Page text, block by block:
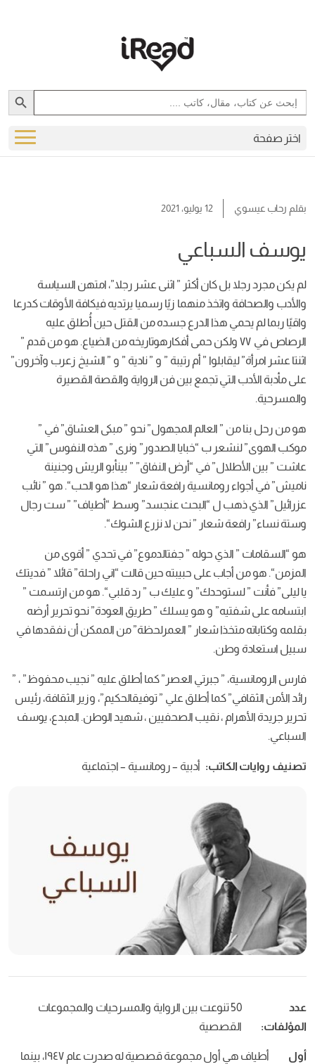
12 يوليو، 2021
كان أكثر ” اثنى عشر رجلا”، امتهن السياسة
منهما زيًا رسميا يرتديه فيكافة الأوقات كدرعا
هذا الدرع جسده من القتل حين أُطلق عليه
في ٧٧ ولكن حمى أفكارهوتاريخه من الضياع. هو من قدم ”
” أم رتيبة ” و ” نادية ” و ” الشيخ زعرب وآخرون”
تجمع بين فن الرواية والقصة القصيرة
العالم المجهول” نحو ” مبكى العشاق” في ”
ب “خبايا الصدور” ونرى ” هذه النفوس” التي
في “أرض النفاق” ” بينأبو الريش وجنينة
رافعة شعار “هذا هو الحب“. هو ” نائب
ل “البحث عنجسد” وسط “أطياف” ” ست رجال
” نحن لا نزرع الشوك“.
حوله ” جفتالدموع” في تحدي ” أقوى من
على حبيبته حين قالت “اني راحلة” قائلا ” فديتك
و عليك ب ” رد قلبي“. هو من ارتسمت ”
و هو يسلك ” طريق العودة” نحو تحرير أرضه
شعار ” العمرلحظة” من الممكن أن نفقدها في
” جبرتي العصر” كما أطلق عليه ” نجيب محفوظ” ، ”
كما أطلق علي ” توفيقالحكيم”، وزير الثقافة، رئيس
، نقيب الصحفيين ، شهيد الوطن. المبدع، يوسف
أدبية – رومانسية – اجتماعية
تنوعت بين الرواية والمسرحيات والمجموعات
أطياف هي أول مجموعة قصصية له صدرت عام ١٩٤٧، بينما